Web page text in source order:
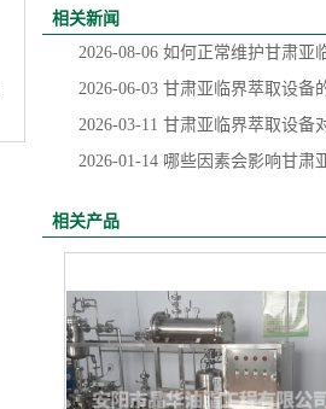
相关新闻
2026-08-06 如何正常维护甘肃亚
2026-06-03 甘肃亚临界萃取设备
2026-03-11 甘肃亚临界萃取设备
2026-01-14 哪些因素会影响甘肃
相关产品